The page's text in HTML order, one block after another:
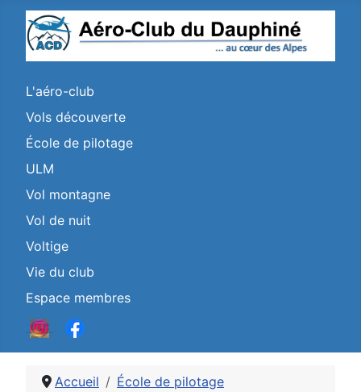
L'aéro-club
Vols découverte
École de pilotage
ULM
Vol montagne
Vol de nuit
Voltige
Vie du club
Espace membres
Accueil
École de pilotage